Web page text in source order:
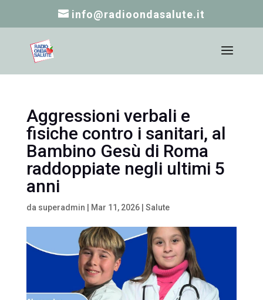
info@radioondasalute.it
Aggressioni verbali e
fisiche contro i sanitari, al
Bambino Gesù di Roma
raddoppiate negli ultimi 5
anni
da superadmin Mar 11, 2026| Salute